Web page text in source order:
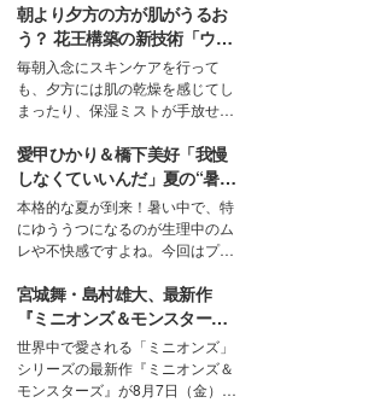
取締役兼クリエイティブディレク
ター・茅野しのぶ。一人ひとりの
個性に寄り添い、魅力を引き出す
衣装作りは、多くの女性たちに勇
気と自信を与え続けている。
朝より夕方の方が肌がうるお
う？ 花王構築の新技術「ウォ
ーターキャプチャリングスキ
ン（捕水肌）」がスキンケア
の常識を変える予感
毎朝入念にスキンケアを行って
も、夕方には肌の乾燥を感じてし
まったり、保湿ミストが手放せな
な美容の常識を大きく変える可能
性を秘めた、革新的な「Water
Capturing Skin（ウォーターキャ
プチャリングスキン：捕水肌）」
技術を、花王が構築した。
愛甲ひかり＆橋下美好「我慢
しなくていいんだ」夏の“暑さ
対策”の新しい選択肢とは？
本格的な夏が到来！暑い中で、特
にゆううつになるのが生理中のム
レや不快感ですよね。今回はプラ
モデル・愛甲ひかりさんと橋下美
好さんを迎えて本音で女子会トー
ク。猛暑のお出かけを快適に過ご
すヒントや、2人が感動した夏の
生理の新常識にも迫りました。
宮城舞・島村雄大、最新作
『ミニオンズ＆モンスター
ズ』の魅力熱弁 ハチャメチャ
だけじゃない“友情と絆”に感
動
世界中で愛される「ミニオンズ」
シリーズの最新作『ミニオンズ＆
モンスターズ』が8月7日（金）に